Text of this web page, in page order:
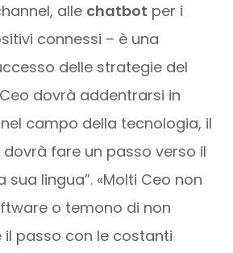
alle chatbot per i
connessi – è una
delle strategie del
dovrà addentrarsi in
campo della tecnologia, il
fare un passo verso il
sua lingua”. «Molti Ceo non
o temono di non
il passo con le costanti